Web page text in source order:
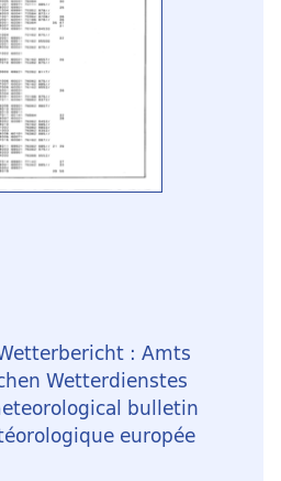
: Amts
Wetterdienstes
bulletin
europée